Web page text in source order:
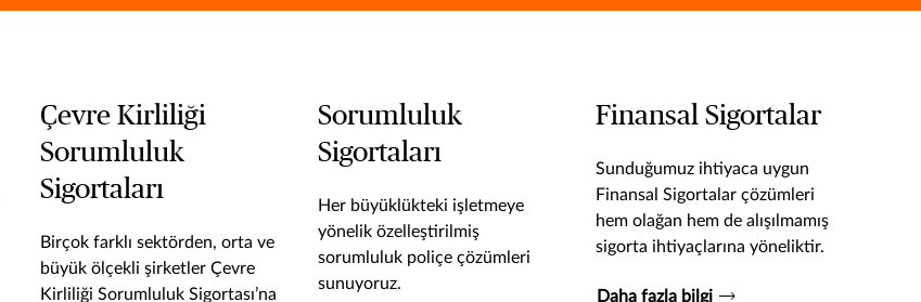
Çevre Kirliliği
Sorumluluk
Sigortaları
Birçok farklı sektörden, orta ve
büyük ölçekli şirketler Çevre
Kirliliği Sorumluluk Sigortası’na
Sorumluluk
Sigortaları
Her büyüklükteki işletmeye
yönelik özelleştirilmiş
sorumluluk poliçe çözümleri
sunuyoruz.
Finansal Sigortalar
Sunduğumuz ihtiyaca uygun
Finansal Sigortalar çözümleri
hem olağan hem de alışılmamış
sigorta ihtiyaçlarına yöneliktir.
Daha fazla bilgi